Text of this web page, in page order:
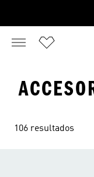
106 resultados